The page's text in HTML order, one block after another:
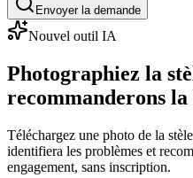
Envoyer la demande
Nouvel outil IA
Photographiez la
recommanderons
Téléchargez une photo de la
identifiera les problèmes et
engagement, sans inscription.